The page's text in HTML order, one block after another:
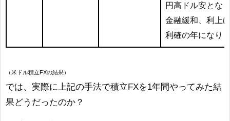
円高ドル安とな
金融緩和、利上
利確の年になり
（米ドル積立FXの結果）
では、実際に上記の手法で積立FXを1年間やってみた結
果どうだったのか？